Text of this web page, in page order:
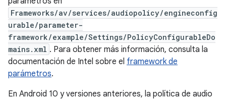
Frameworks/av/services/audiopolicy/engineconfig
urable/parameter-
framework/example/Settings/PolicyConfigurableDo
mains.xml . Para obtener más información, consulta la
documentación de Intel sobre el framework de
parámetros.
En Android 10 y versiones anteriores, la política de audio